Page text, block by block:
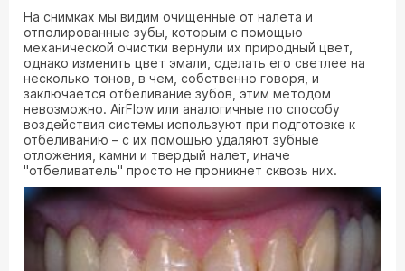
На снимках мы видим очищенные от налета и
отполированные зубы, которым с помощью
механической очистки вернули их природный цвет,
однако изменить цвет эмали, сделать его светлее на
несколько тонов, в чем, собственно говоря, и
заключается отбеливание зубов, этим методом
невозможно. AirFlow или аналогичные по способу
воздействия системы используют при подготовке к
отбеливанию – с их помощью удаляют зубные
отложения, камни и твердый налет, иначе
"отбеливатель" просто не проникнет сквозь них.